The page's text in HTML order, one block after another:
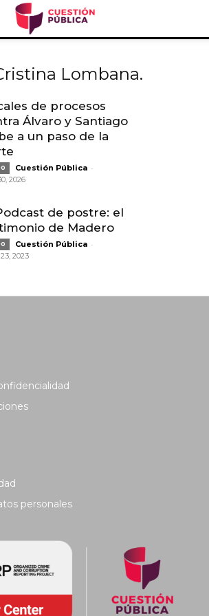
Lombana.
de procesos
Álvaro y Santiago
a un paso de la
Cuestión Pública -
2026
de postre: el
de Madero
Cuestión Pública -
2023
personales